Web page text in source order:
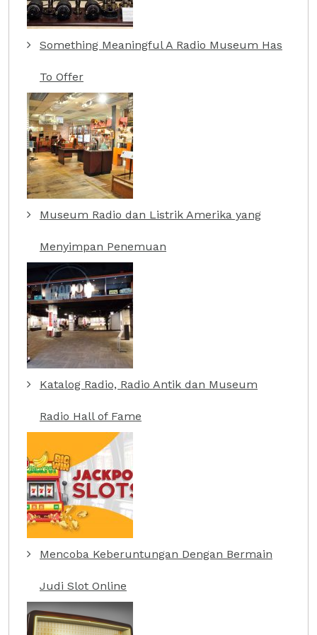
Something Meaningful A Radio Museum Has
To Offer
Museum Radio dan Listrik Amerika yang
Menyimpan Penemuan
Katalog Radio, Radio Antik dan Museum
Radio Hall of Fame
Mencoba Keberuntungan Dengan Bermain
Judi Slot Online